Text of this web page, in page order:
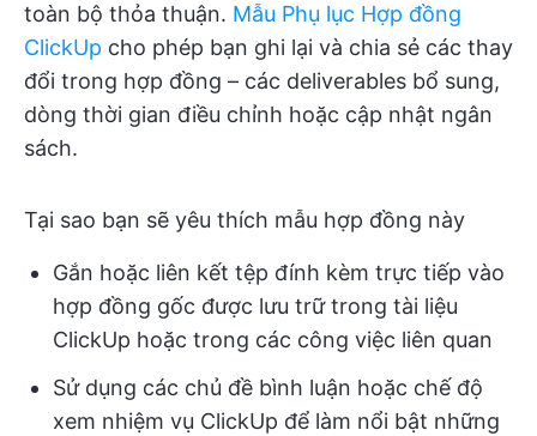
toàn bộ thỏa thuận. Mẫu Phụ lục Hợp đồng
ClickUp cho phép bạn ghi lại và chia sẻ các thay
đổi trong hợp đồng – các deliverables bổ sung,
dòng thời gian điều chỉnh hoặc cập nhật ngân
sách.
Tại sao bạn sẽ yêu thích mẫu hợp đồng này
Gắn hoặc liên kết tệp đính kèm trực tiếp vào
hợp đồng gốc được lưu trữ trong tài liệu
ClickUp hoặc trong các công việc liên quan
Sử dụng các chủ đề bình luận hoặc chế độ
xem nhiệm vụ ClickUp để làm nổi bật những